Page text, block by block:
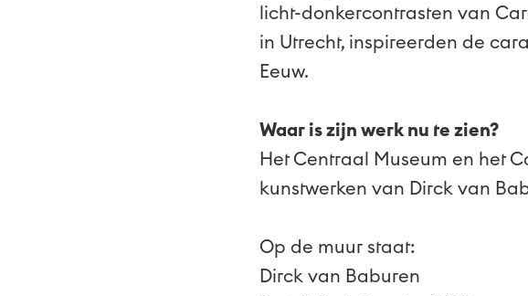
licht-donkercontrasten van
in Utrecht, inspireerden de
Eeuw.
Waar is zijn werk nu te zien?
Het Centraal Museum en het
kunstwerken van Dirck van
Op de muur staat:
Dirck van Baburen